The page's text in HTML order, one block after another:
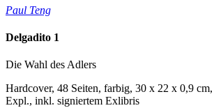
Paul Teng
Delgadito 1
Die Wahl des Adlers
Hardcover, 48 Seiten, farbig, 30 x 22 x 0,9
Expl., inkl. signiertem Exlibris